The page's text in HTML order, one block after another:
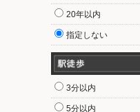
20年以内
指定しない
3分以内
5分以内